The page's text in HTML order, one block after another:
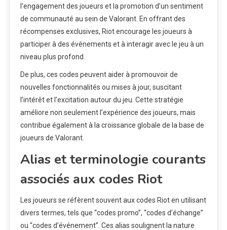
l’engagement des joueurs et la promotion d’un sentiment
de communauté au sein de Valorant. En offrant des
récompenses exclusives, Riot encourage les joueurs à
participer à des événements et à interagir avec le jeu à un
niveau plus profond.
De plus, ces codes peuvent aider à promouvoir de
nouvelles fonctionnalités ou mises à jour, suscitant
l’intérêt et l’excitation autour du jeu. Cette stratégie
améliore non seulement l’expérience des joueurs, mais
contribue également à la croissance globale de la base de
joueurs de Valorant.
Alias et terminologie courants
associés aux codes Riot
Les joueurs se réfèrent souvent aux codes Riot en utilisant
divers termes, tels que “codes promo”, “codes d’échange”
ou “codes d’événement”. Ces alias soulignent la nature